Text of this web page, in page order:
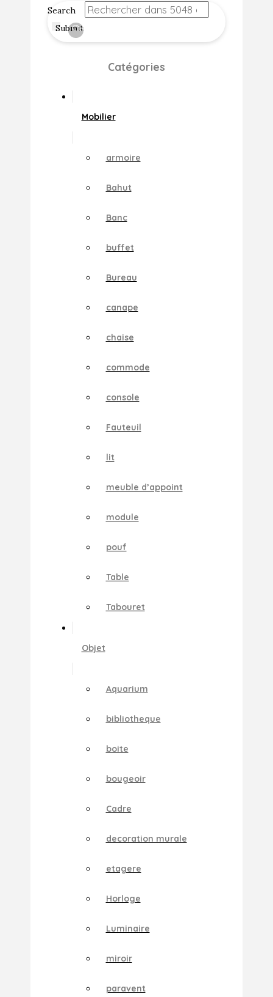
Search
Submit
Clear
Catégories
Mobilier
armoire
Bahut
Banc
buffet
Bureau
canape
chaise
commode
console
Fauteuil
lit
meuble d’appoint
module
pouf
Table
Tabouret
Objet
Aquarium
bibliotheque
boite
bougeoir
Cadre
decoration murale
etagere
Horloge
Luminaire
miroir
paravent